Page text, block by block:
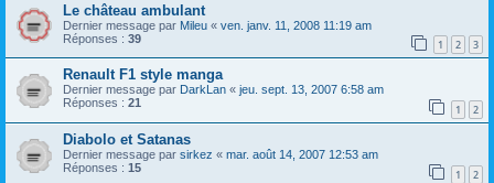
Le château ambulant
Dernier message par Mileu « ven. janv. 11, 2008 11:19 am
Réponses : 39 1 2 3
Renault F1 style manga
Dernier message par DarkLan « jeu. sept. 13, 2007 6:58 am
Réponses : 21 1 2
Diabolo et Satanas
Dernier message par sirkez « mar. août 14, 2007 12:53 am
Réponses : 15 1 2